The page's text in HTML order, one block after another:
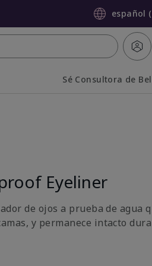
español
Sé Consultora de
Eyeliner
de ojos a prueba de agua
y permanece intacto